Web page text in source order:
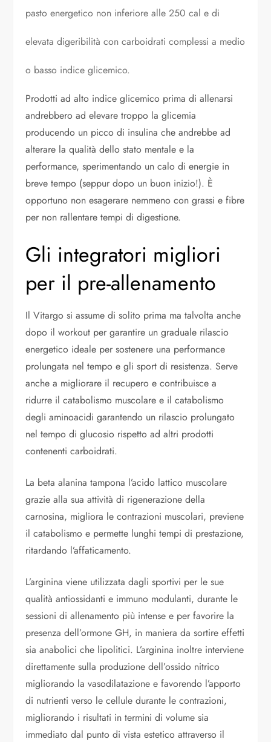
pasto energetico non inferiore alle 250 cal e di
elevata digeribilità con carboidrati complessi a medio
o basso indice glicemico.
Prodotti ad alto indice glicemico prima di allenarsi
andrebbero ad elevare troppo la glicemia
producendo un picco di insulina che andrebbe ad
alterare la qualità dello stato mentale e la
performance, sperimentando un calo di energie in
breve tempo (seppur dopo un buon inizio!). È
opportuno non esagerare nemmeno con grassi e fibre
per non rallentare tempi di digestione.
Gli integratori migliori
per il pre-allenamento
Il Vitargo si assume di solito prima ma talvolta anche
dopo il workout per garantire un graduale rilascio
energetico ideale per sostenere una performance
prolungata nel tempo e gli sport di resistenza. Serve
anche a migliorare il recupero e contribuisce a
ridurre il catabolismo muscolare e il catabolismo
degli aminoacidi garantendo un rilascio prolungato
nel tempo di glucosio rispetto ad altri prodotti
contenenti carboidrati.
La beta alanina tampona l’acido lattico muscolare
grazie alla sua attività di rigenerazione della
carnosina, migliora le contrazioni muscolari, previene
il catabolismo e permette lunghi tempi di prestazione,
ritardando l’affaticamento.
L’arginina viene utilizzata dagli sportivi per le sue
qualità antiossidanti e immuno modulanti, durante le
sessioni di allenamento più intense e per favorire la
presenza dell’ormone GH, in maniera da sortire effetti
sia anabolici che lipolitici. L’arginina inoltre interviene
direttamente sulla produzione dell’ossido nitrico
migliorando la vasodilatazione e favorendo l’apporto
di nutrienti verso le cellule durante le contrazioni,
migliorando i risultati in termini di volume sia
immediato dal punto di vista estetico attraverso il